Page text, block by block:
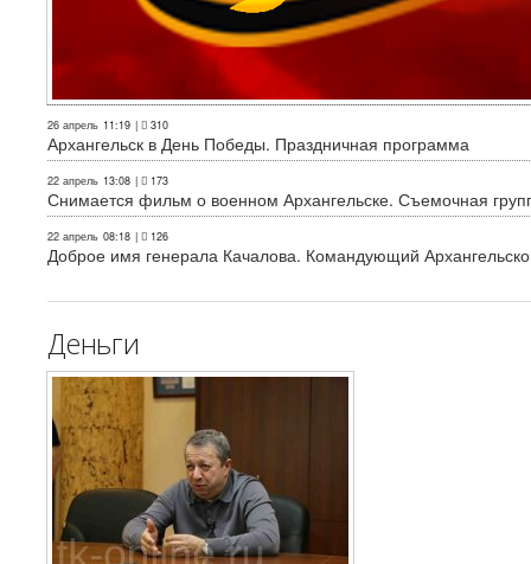
26 апрель 11:19 | 310
Архангельск в День Победы. Праздничная программа
22 апрель 13:08 | 173
Снимается фильм о военном Архангельске. Съемочная
22 апрель 08:18 | 126
Доброе имя генерала Качалова. Командующий
Деньги